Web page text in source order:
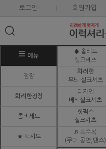
로그인 회원가입
메뉴
♠ 솔리드
실크셔츠
정장
화려한
무늬 실크셔츠
화려한정장
디자인
배색실크셔츠
콤비세트
핫픽스
실크셔츠
★ 턱시도
♬ 특수복
(무대.공연,댄스)